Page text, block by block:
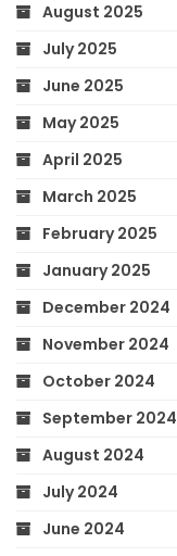
August 2025
July 2025
June 2025
May 2025
April 2025
March 2025
February 2025
January 2025
December 2024
November 2024
October 2024
September 2024
August 2024
July 2024
June 2024